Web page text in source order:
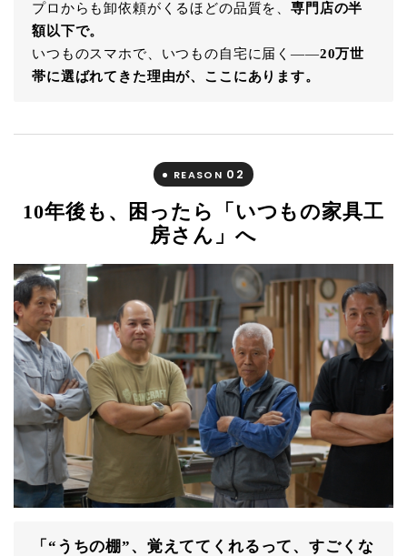
プロからも卸依頼がくるほどの品質を、専門店の半
額以下で。
いつものスマホで、いつもの自宅に届く――20万世
帯に選ばれてきた理由が、ここにあります。
REASON 02
10年後も、困ったら「いつもの家具工
房さん」へ
「“うちの棚”、覚えててくれるって、すごくな